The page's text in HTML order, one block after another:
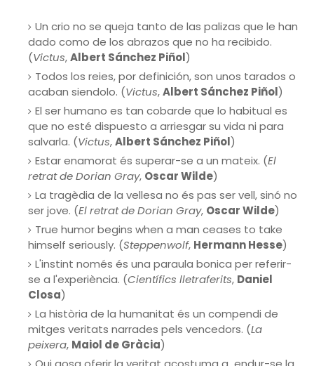
Un crio no se queja tanto de las palizas que le han
dado como de los abrazos que no ha recibido.
(Victus,Albert Sánchez Piñol)
Todos los reies, por definición, son unos tarados o
acaban siendolo. (Victus,Albert Sánchez Piñol)
El ser humano es tan cobarde que lo habitual es
que no esté dispuesto a arriesgar su vida ni para
salvarla. (Victus,Albert Sánchez Piñol)
Estar enamorat és superar-se a un mateix. (El
retrat de Dorian Gray, Oscar Wilde)
La tragèdia de la vellesa no és pas ser vell, sinó no
ser jove. (El retrat de Dorian Gray, Oscar Wilde)
True humor begins when a man ceases to take
himself seriously. (Steppenwolf, Hermann Hesse)
L'instint només és una paraula bonica per referir-
se a l'experiència. (Científics lletraferits, Daniel
Closa)
La història de la humanitat és un compendi de
mitges veritats narrades pels vencedors. (La
peixera, Maiol de Gràcia)